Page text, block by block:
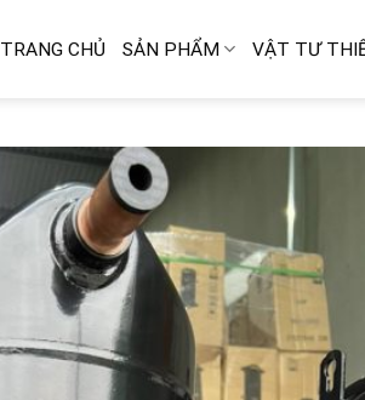
TRANG CHỦ SẢN PHẨM VẬT TƯ